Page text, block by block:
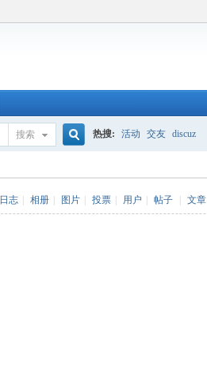
搜索 热搜: 活动 交友 discuz
日志 相册 图片 投票 用户 帖子 文章